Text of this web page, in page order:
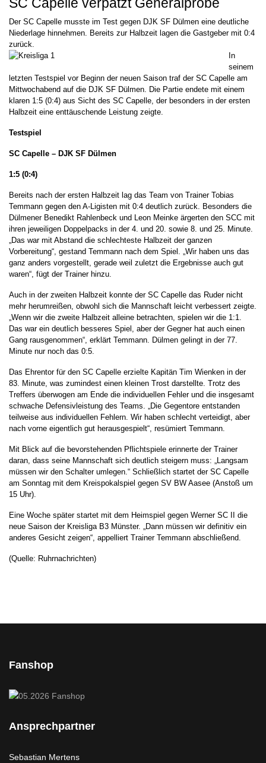
SC Capelle verpatzt Generalprobe
Der SC Capelle musste im Test gegen DJK SF Dülmen eine deutliche
Niederlage hinnehmen. Bereits zur Halbzeit lagen die Gastgeber mit 0:4
zurück.
In
seinem
letzten Testspiel vor Beginn der neuen Saison traf der SC Capelle am
Mittwochabend auf die DJK SF Dülmen. Die Partie endete mit einem
klaren 1:5 (0:4) aus Sicht des SC Capelle, der besonders in der ersten
Halbzeit eine enttäuschende Leistung zeigte.
Testspiel
SC Capelle – DJK SF Dülmen
1:5 (0:4)
Bereits nach der ersten Halbzeit lag das Team von Trainer Tobias
Temmann gegen den A-Ligisten mit 0:4 deutlich zurück. Besonders die
Dülmener Benedikt Rahlenbeck und Leon Meinke ärgerten den SCC mit
ihren jeweiligen Doppelpacks in der 4. und 20. sowie 8. und 25. Minute.
„Das war mit Abstand die schlechteste Halbzeit der ganzen
Vorbereitung“, gestand Temmann nach dem Spiel. „Wir haben uns das
ganz anders vorgestellt, gerade weil zuletzt die Ergebnisse auch gut
waren“, fügt der Trainer hinzu.
Auch in der zweiten Halbzeit konnte der SC Capelle das Ruder nicht
mehr herumreißen, obwohl sich die Mannschaft leicht verbessert zeigte.
„Wenn wir die zweite Halbzeit alleine betrachten, spielen wir die 1:1.
Das war ein deutlich besseres Spiel, aber der Gegner hat auch einen
Gang rausgenommen“, erklärt Temmann. Dülmen gelingt in der 77.
Minute nur noch das 0:5.
Das Ehrentor für den SC Capelle erzielte Kapitän Tim Wienken in der
83. Minute, was zumindest einen kleinen Trost darstellte. Trotz des
Treffers überwogen am Ende die individuellen Fehler und die insgesamt
schwache Defensivleistung des Teams. „Die Gegentore entstanden
teilweise aus individuellen Fehlern. Wir haben schlecht verteidigt, aber
nach vorne eigentlich gut herausgespielt“, resümiert Temmann.
Mit Blick auf die bevorstehenden Pflichtspiele erinnerte der Trainer
daran, dass seine Mannschaft sich deutlich steigern muss: „Langsam
müssen wir den Schalter umlegen.“ Schließlich startet der SC Capelle
am Sonntag mit dem Kreispokalspiel gegen SV BW Aasee (Anstoß um
15 Uhr).
Eine Woche später startet mit dem Heimspiel gegen Werner SC II die
neue Saison der Kreisliga B3 Münster. „Dann müssen wir definitiv ein
anderes Gesicht zeigen“, appelliert Trainer Temmann abschließend.
(Quelle: Ruhrnachrichten)
Fanshop
Ansprechpartner
Sebastian Mertens